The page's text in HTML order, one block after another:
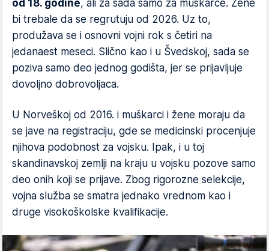
od 18. godine, ali za sada samo za muškarce. Žene
bi trebale da se regrutuju od 2026. Uz to,
produžava se i osnovni vojni rok s četiri na
jedanaest meseci. Slično kao i u Švedskoj, sada se
poziva samo deo jednog godišta, jer se prijavljuje
dovoljno dobrovoljaca.
U Norveškoj od 2016. i muškarci i žene moraju da
se jave na registraciju, gde se medicinski procenjuje
njihova podobnost za vojsku. Ipak, i u toj
skandinavskoj zemlji na kraju u vojsku pozove samo
deo onih koji se prijave. Zbog rigorozne selekcije,
vojna služba se smatra jednako vrednom kao i
druge visokoškolske kvalifikacije.